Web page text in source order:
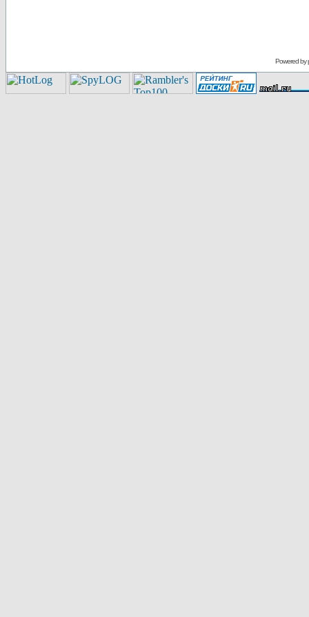
Powered by